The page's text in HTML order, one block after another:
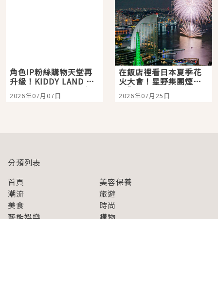
角色IP粉絲購物天堂再
升級！KIDDY LAND 原
宿店吉伊卡哇迎客，新
開幕 OMOKADO 店3分
2026年07月07日
在飯店裡看日本夏季花
火大會！星野集團煙火
景觀飯店6選，讓你不用
人擠人悠閒欣賞
2026年07月25日
分類列表
首頁
美容保養
潮流
旅遊
美食
時尚
藝能娛樂
購物